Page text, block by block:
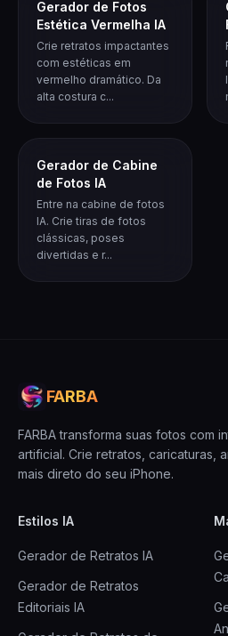
Gerador de Fotos
Estética Vermelha IA
Crie retratos impactantes
com estéticas em
vermelho dramático. Da
alta costura c...
Gerador de Cabine
de Fotos IA
Entre na cabine de fotos
IA. Crie tiras de fotos
clássicas, poses
divertidas e r...
FARBA
FARBA transforma suas fotos com
artificial. Crie retratos, caricaturas,
mais direto do seu iPhone.
Estilos IA
Gerador de Retratos IA
Gerador de Retratos
Editoriais IA